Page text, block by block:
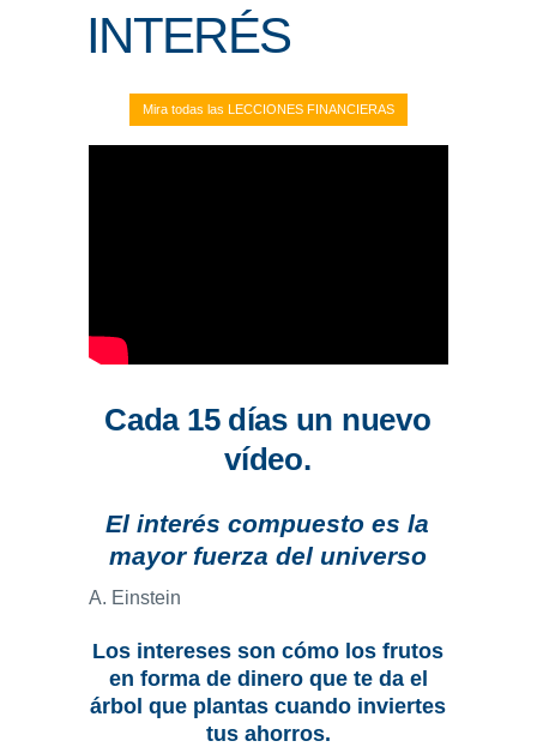
INTERÉS
Mira todas las LECCIONES FINANCIERAS
Cada 15 días un nuevo
vídeo.
El interés compuesto es la
mayor fuerza del universo
A. Einstein
Los intereses son cómo los frutos
en forma de dinero que te da el
árbol que plantas cuando inviertes
tus ahorros.